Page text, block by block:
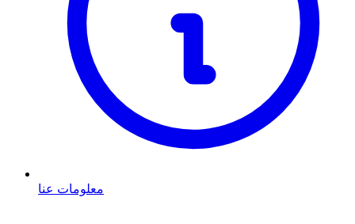
معلومات عنا